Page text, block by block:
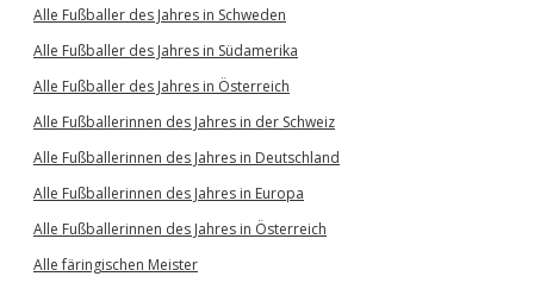
Alle Fußballer des Jahres in Schweden
Alle Fußballer des Jahres in Südamerika
Alle Fußballer des Jahres in Österreich
Alle Fußballerinnen des Jahres in der Schweiz
Alle Fußballerinnen des Jahres in Deutschland
Alle Fußballerinnen des Jahres in Europa
Alle Fußballerinnen des Jahres in Österreich
Alle färingischen Meister